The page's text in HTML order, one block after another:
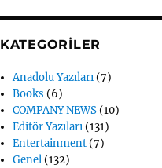
KATEGORILER
Anadolu Yazıları(7)
Books (6)
COMPANY NEWS(10)
Editör Yazıları(131)
Entertainment(7)
Genel(132)